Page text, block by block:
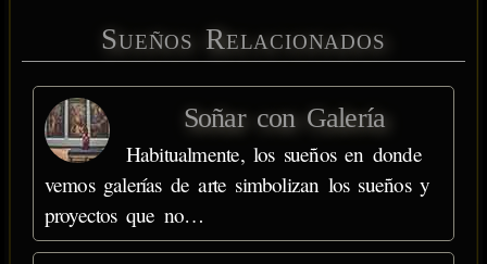
Sueños Relacionados
Soñar con Galería
Habitualmente, los sueños en donde
vemos galerías de arte simbolizan los sueños y
proyectos que no…